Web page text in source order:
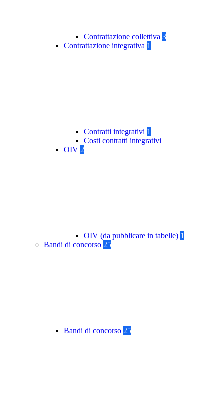
Contrattazione collettiva 3
Contrattazione integrativa 1
Contratti integrativi 1
Costi contratti integrativi
OIV 2
OIV (da pubblicare in tabelle) 1
Bandi di concorso 25
Bandi di concorso 25